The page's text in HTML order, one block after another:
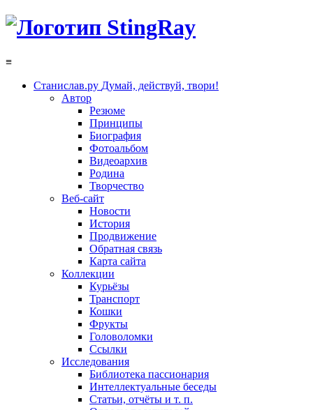
≡
Станислав.ру Думай, действуй, твори!
Автор
Резюме
Принципы
Биография
Фотоальбом
Видеоархив
Родина
Творчество
Веб-сайт
Новости
История
Продвижение
Обратная связь
Карта сайта
Коллекции
Курьёзы
Транспорт
Кошки
Фрукты
Головоломки
Ссылки
Исследования
Библиотека пассионария
Интеллектуальные беседы
Статьи, отчёты и т. п.